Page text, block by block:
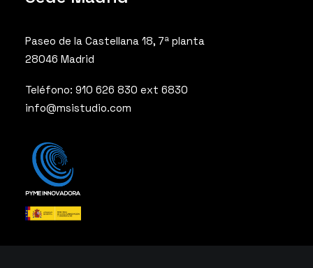
Paseo de la Castellana 18, 7ª planta
28046 Madrid
Teléfono: 910 626 830 ext 6830
info@msistudio.com